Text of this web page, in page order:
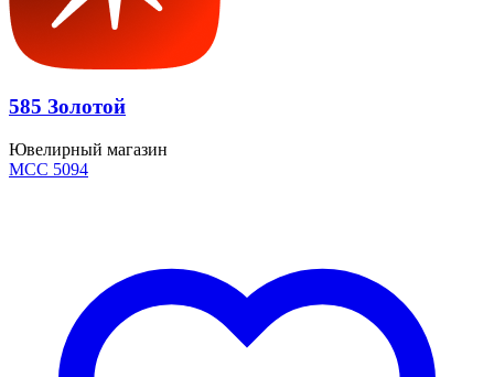
585 Золотой
Ювелирный магазин
MCC 5094